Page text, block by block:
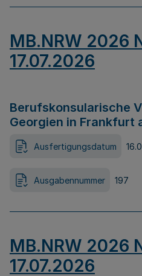
MB.NRW 2026
17.07.2026
Berufskonsularische
Georgien in Frankfurt
Ausfertigungsdatum
Ausgabennummer 197
MB.NRW 2026
17.07.2026